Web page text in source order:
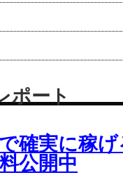
ポート
確実に稼
公開中